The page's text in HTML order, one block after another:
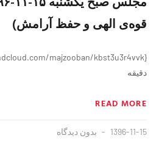
قوه‌ی الهی و حفظ آرامش)
دقیقه
READ MORE
1396-11-15 بدون دیدگاه